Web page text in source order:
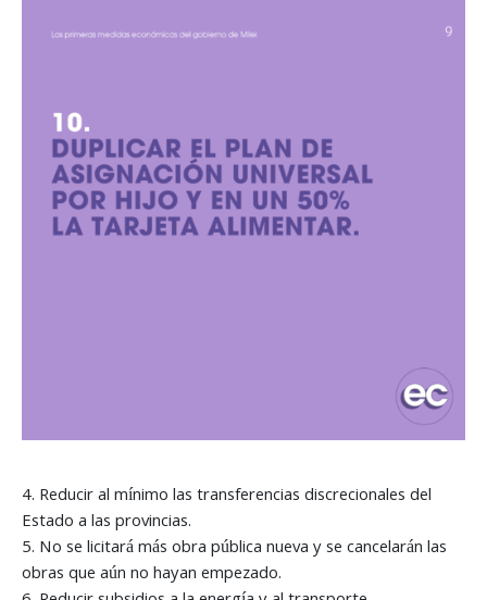
4. Reducir al mínimo las transferencias discrecionales del
Estado a las provincias.
5. No se licitará más obra pública nueva y se cancelarán las
obras que aún no hayan empezado.